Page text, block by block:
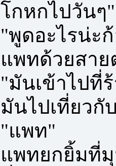
โกหกไปวันๆ
"พูดอะไรน่ะ
แพทด้วยสาย
"มันเข้าไปที่
มันไปเที่ยวกั
"แพท"
แพทยกยิ้มที่มุ